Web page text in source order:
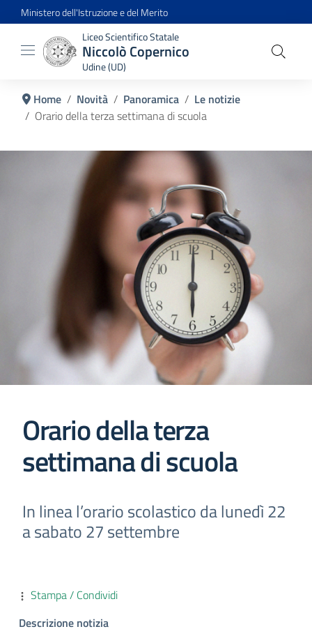
Ministero dell'Istruzione e del Merito
Liceo Scientifico Statale
Niccolò Copernico
Udine (UD)
Home Novità Panoramica
Le notizie
Orario della terza settimana di scuola
Orario della terza
settimana di scuola
In linea l’orario scolastico da lunedì 22
a sabato 27 settembre
Stampa / Condividi
Descrizione notizia